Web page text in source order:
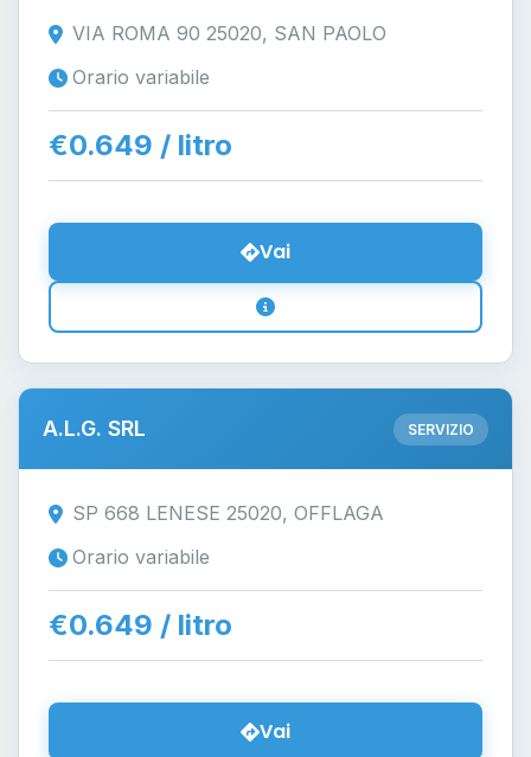
VIA ROMA 90 25020, SAN PAOLO
Orario variabile
€0.649 / litro
Vai
A.L.G. SRL SERVIZIO
SP 668 LENESE 25020, OFFLAGA
Orario variabile
€0.649 / litro
Vai